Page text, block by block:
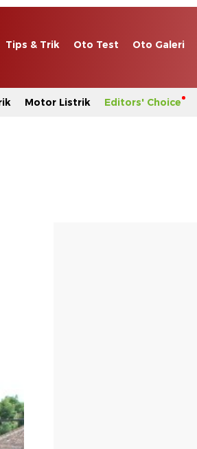
Tips & Trik Oto Test Oto Galeri
Motor Listrik Editors' Choice